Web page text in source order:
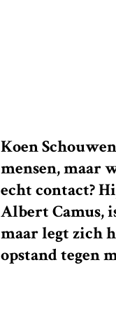
Koen
mensen, maar
echt contact?
Albert Camus,
maar legt zich
opstand tegen